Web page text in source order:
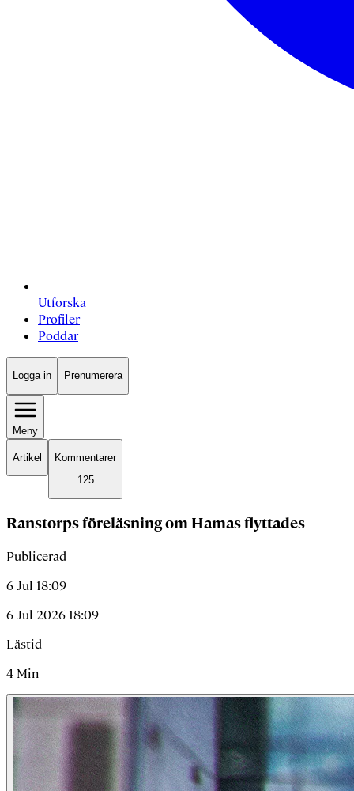
Utforska
Profiler
Poddar
Logga in Prenumerera
Meny
Artikel
Kommentarer
125
Ranstorps föreläsning om Hamas flyttades
Publicerad
6 Jul 18:09
6 Jul 2026 18:09
Lästid
4 Min